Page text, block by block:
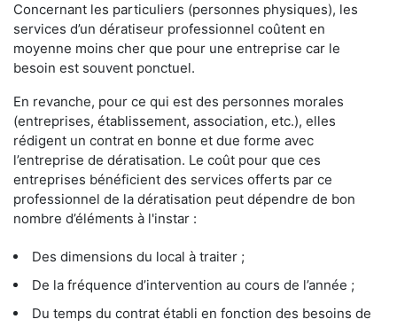
Concernant les particuliers (personnes physiques), les
services d’un dératiseur professionnel coûtent en
moyenne moins cher que pour une entreprise car le
besoin est souvent ponctuel.
En revanche, pour ce qui est des personnes morales
(entreprises, établissement, association, etc.), elles
rédigent un contrat en bonne et due forme avec
l’entreprise de dératisation. Le coût pour que ces
entreprises bénéficient des services offerts par ce
professionnel de la dératisation peut dépendre de bon
nombre d’éléments à l'instar :
Des dimensions du local à traiter ;
De la fréquence d’intervention au cours de l’année ;
Du temps du contrat établi en fonction des besoins de